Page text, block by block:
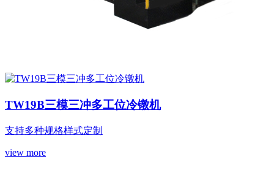
TW19B三模三冲多工位冷镦机
支持多种规格样式定制
view more